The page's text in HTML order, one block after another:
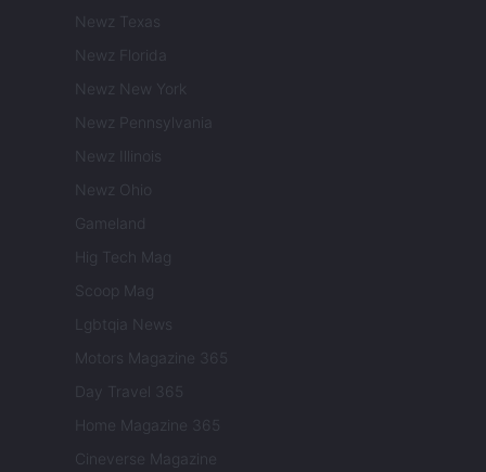
Newz Texas
Newz Florida
Newz New York
Newz Pennsylvania
Newz Illinois
Newz Ohio
Gameland
Hig Tech Mag
Scoop Mag
Lgbtqia News
Motors Magazine 365
Day Travel 365
Home Magazine 365
Cineverse Magazine